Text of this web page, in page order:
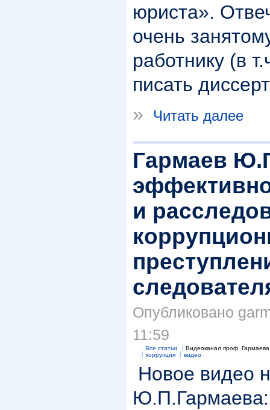
юриста».
очень
работнику (в
писать
»
Читать далее
Гармаев
и
Опубликовано
11:59
Все статьи
Видеоканал проф. Гармаева
коррупция
видео
Новое видео